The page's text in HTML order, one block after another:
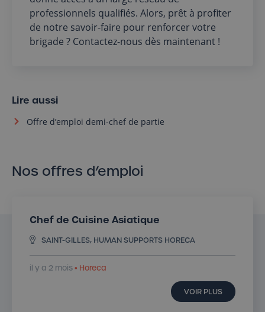
professionnels qualifiés. Alors, prêt à profiter
de notre savoir-faire pour renforcer votre
brigade ? Contactez-nous dès maintenant !
Lire aussi
Offre d’emploi demi-chef de partie
Nos offres d’emploi
Chef de Cuisine Asiatique
SAINT-GILLES, HUMAN SUPPORTS HORECA
il y a 2 mois• Horeca
VOIR PLUS